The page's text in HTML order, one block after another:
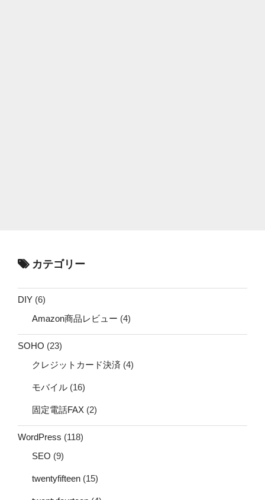
カテゴリー
DIY (6)
Amazon商品レビュー (4)
SOHO (23)
クレジットカード決済 (4)
モバイル (16)
固定電話FAX (2)
WordPress (118)
SEO (9)
twentyfifteen (15)